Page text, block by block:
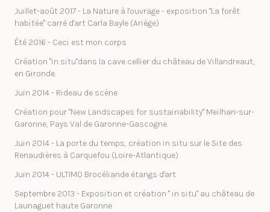
Juillet-août 2017 - La Nature à l'ouvrage - exposition "La forêt
habitée" carré d'art Carla Bayle (Ariège)
Été 2016 - Ceci est mon corps
Création "in situ"dans la cave cellier du château de Villandreaut,
en Gironde.
Juin 2014 - Rideau de scène
Création pour "New Landscapes for sustainability" Meilhan-sur-
Garonne, Pays Val de Garonne-Gascogne.
Juin 2014 - La porte du temps, création in situ sur le Site des
Renaudières à Carquefou (Loire-Atlantique).
Juin 2014 - ULTIMO Brocéliande étangs d'art
Septembre 2013 - Exposition et création " in situ" au château de
Launaguet haute Garonne